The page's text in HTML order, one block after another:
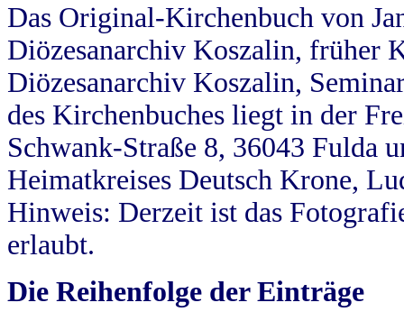
Das Original-Kirchenbuch von
Diözesanarchiv Koszalin, früher
Diözesanarchiv Koszalin,
des Kirchenbuches liegt in der
Schwank-Straße 8, 36043 Fulda
Heimatkreises Deutsch Krone,
Hinweis: Derzeit ist das
erlaubt.
Die Reihenfolge der Einträge